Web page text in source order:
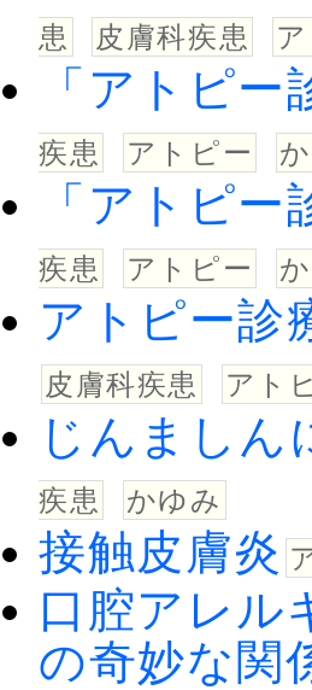
患 皮膚科疾患
「アトピ
疾患 アトピー
「アトピ
疾患 アトピー
アトピー診
皮膚科疾患 アト
じんましん
疾患 かゆみ
接触皮膚炎
口腔アレル
の奇妙な関